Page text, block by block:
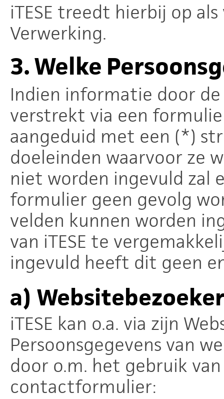
iTESE treedt hierbij op
Verwerking.
3.Welke
Indien informatie door
verstrekt via een
aangeduid met een (*)
doeleinden waarvoor ze
niet worden ingevuld zal
formulier geen gevolg
velden kunnen worden
van iTESE te
ingevuld heeft dit geen
a)
iTESE kan o.a. via zijn
Persoonsgegevens van
door o.m. het gebruik
contactformulier: